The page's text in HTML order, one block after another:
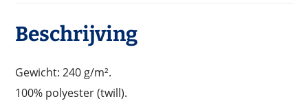
Beschrijving
Gewicht: 240 g/m².
100% polyester (twill).